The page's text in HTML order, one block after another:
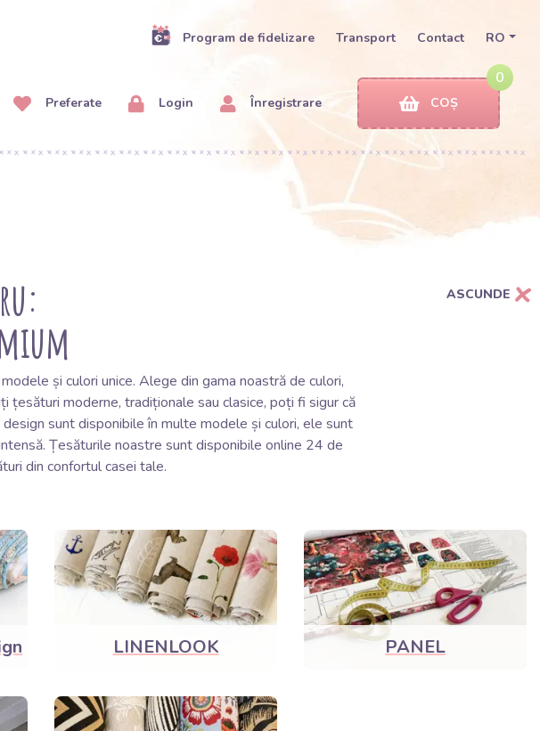
Program de fidelizare Transport Contact RO
Preferate Login Înregistrare
0
COȘ
și culori unice. Alege din gama noastră de culori,
țesături moderne, tradiționale sau clasice, poți fi sigur că
sunt disponibile în multe modele și culori, ele sunt
Țesăturile noastre sunt disponibile online 24 de
din confortul casei tale.
ASCUNDE
LINENLOOK PANEL